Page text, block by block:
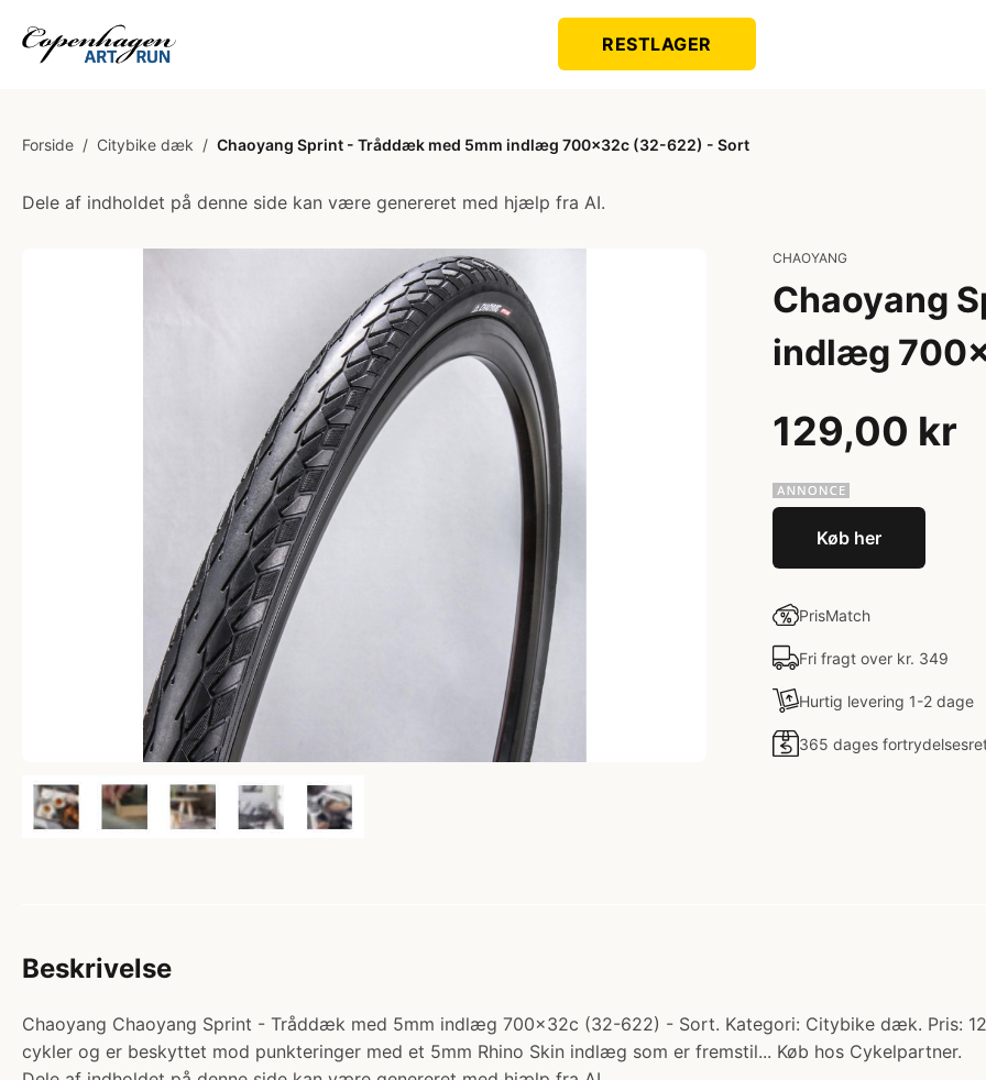
RESTLAGER
Forside / Citybike dæk / Chaoyang Sprint - Tråddæk med 5mm indlæg 700x32c (32-622) - Sort
Dele af indholdet på denne side kan være genereret med hjælp fra AI.
CHAOYANG
Chaoyang
indlæg
129,00 kr
Køb her
PrisMatch
Fri fragt over kr. 349
Hurtig levering 1-2 dage
365 dages
Beskrivelse
Chaoyang Chaoyang Sprint - Tråddæk med 5mm indlæg 700x32c (32-622) - Sort. Kategori: Citybike dæk. Pris:
cykler og er beskyttet mod punkteringer med et 5mm Rhino Skin indlæg som er fremstil... Køb hos Cykelpartner.